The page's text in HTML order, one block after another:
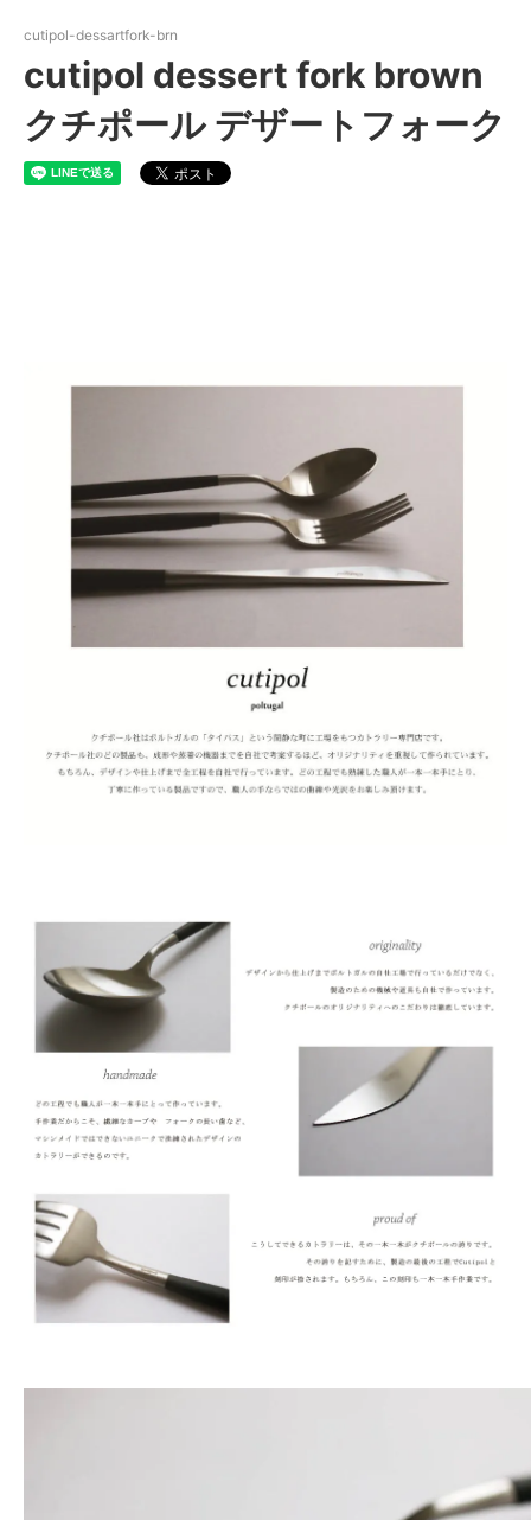
cutipol-dessartfork-brn
cutipol dessert fork brown
クチポール デザートフォーク